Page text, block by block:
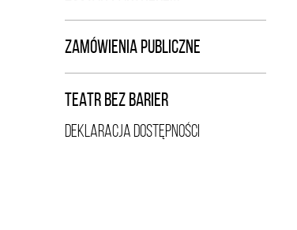
ZAMÓWIENIA PUBLICZNE
TEATR BEZ BARIER
DEKLARACJA DOSTĘPNOŚCI